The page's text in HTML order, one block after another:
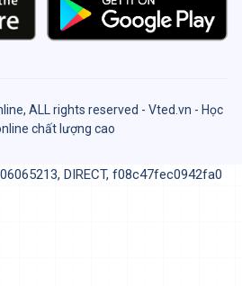
ALL rights reserved - Vted.vn - Học
chất lượng cao
DIRECT, f08c47fec0942fa0